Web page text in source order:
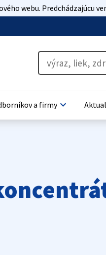
webu. Predchádzajúcu
a firmykeyboard_arrow_down